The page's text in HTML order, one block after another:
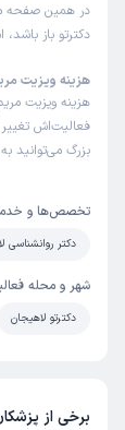
در همین صفحه
دکترتو باز
هزینه ویزیت
هزینه ویزیت
فعالیت‌اش تغییر
بزرگ می‌توانید
تخصص‌ها و
دکتر روانشناسی
شهر و محله
دکترتو لاهیجان
برخی از